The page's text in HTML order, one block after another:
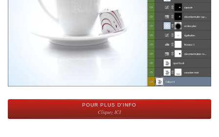
POUR PLUS D'INFO
Cliquez ICI